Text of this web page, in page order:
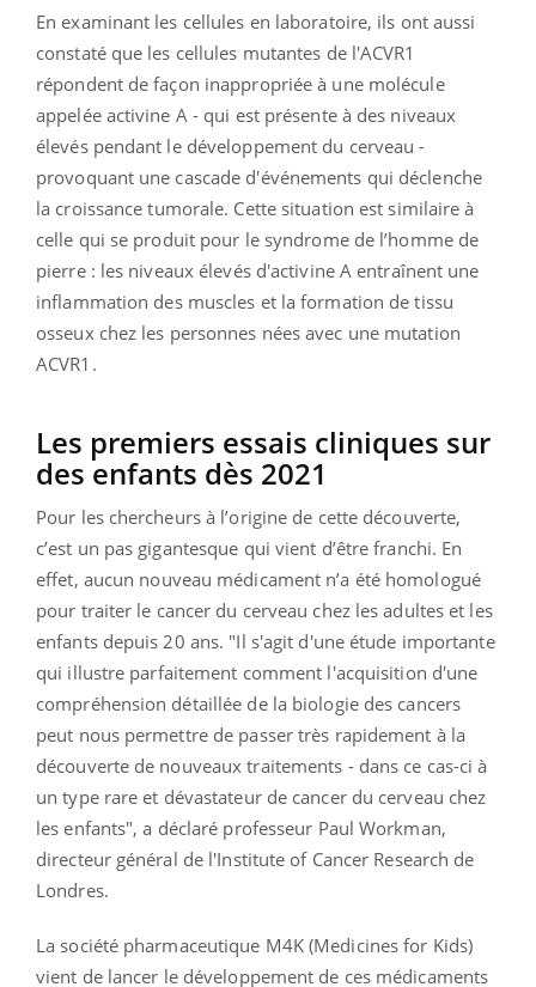
En examinant les cellules en laboratoire, ils ont aussi
constaté que les cellules mutantes de l'ACVR1
répondent de façon inappropriée à une molécule
appelée activine A - qui est présente à des niveaux
élevés pendant le développement du cerveau -
provoquant une cascade d'événements qui déclenche
la croissance tumorale. Cette situation est similaire à
celle qui se produit pour le syndrome de l’homme de
pierre : les niveaux élevés d'activine A entraînent une
inflammation des muscles et la formation de tissu
osseux chez les personnes nées avec une mutation
ACVR1.
Les premiers essais cliniques sur
des enfants dès 2021
Pour les chercheurs à l’origine de cette découverte,
c’est un pas gigantesque qui vient d’être franchi. En
effet, aucun nouveau médicament n’a été homologué
pour traiter le cancer du cerveau chez les adultes et les
enfants depuis 20 ans. "Il s'agit d'une étude importante
qui illustre parfaitement comment l'acquisition d'une
compréhension détaillée de la biologie des cancers
peut nous permettre de passer très rapidement à la
découverte de nouveaux traitements - dans ce cas-ci à
un type rare et dévastateur de cancer du cerveau chez
les enfants", a déclaré professeur Paul Workman,
directeur général de l'Institute of Cancer Research de
Londres.
La société pharmaceutique M4K (Medicines for Kids)
vient de lancer le développement de ces médicaments